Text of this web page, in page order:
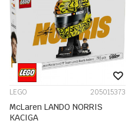
LEGO 205015373
McLaren LANDO NORRIS
KACIGA